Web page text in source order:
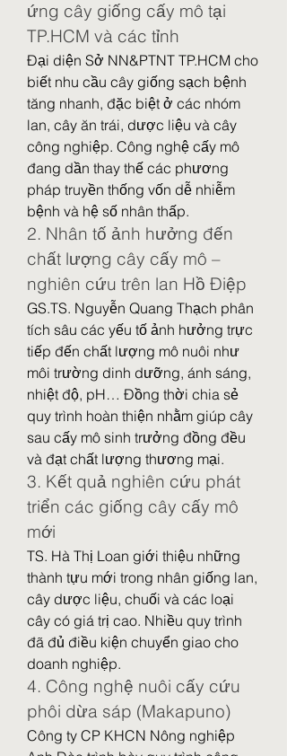
ứng cây giống cấy mô tại
TP.HCM và các tỉnh
Đại diện Sở NN&PTNT TP.HCM cho
biết nhu cầu cây giống sạch bệnh
tăng nhanh, đặc biệt ở các nhóm
lan, cây ăn trái, dược liệu và cây
công nghiệp. Công nghệ cấy mô
đang dần thay thế các phương
pháp truyền thống vốn dễ nhiễm
bệnh và hệ số nhân thấp.
2. Nhân tố ảnh hưởng đến
chất lượng cây cấy mô –
nghiên cứu trên lan Hồ Điệp
GS.TS. Nguyễn Quang Thạch phân
tích sâu các yếu tố ảnh hưởng trực
tiếp đến chất lượng mô nuôi như
môi trường dinh dưỡng, ánh sáng,
nhiệt độ, pH… Đồng thời chia sẻ
quy trình hoàn thiện nhằm giúp cây
sau cấy mô sinh trưởng đồng đều
và đạt chất lượng thương mại.
3. Kết quả nghiên cứu phát
triển các giống cây cấy mô
mới
TS. Hà Thị Loan giới thiệu những
thành tựu mới trong nhân giống lan,
cây dược liệu, chuối và các loại
cây có giá trị cao. Nhiều quy trình
đã đủ điều kiện chuyển giao cho
doanh nghiệp.
4. Công nghệ nuôi cấy cứu
phôi dừa sáp (Makapuno)
Công ty CP KHCN Nông nghiệp